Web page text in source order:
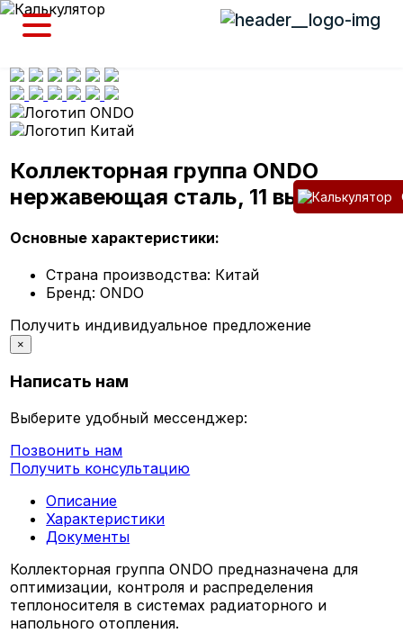
Коллекторная группа ONDO
нержавеющая сталь, 11 выходов
Основные характеристики:
Страна производства: Китай
Бренд: ONDO
Получить индивидуальное предложение
×
Написать нам
Выберите удобный мессенджер:
Позвонить нам
Получить консультацию
Описание
Характеристики
Документы
Коллекторная группа ONDO предназначена для
оптимизации, контроля и распределения
теплоносителя в системах радиаторного и
напольного отопления.